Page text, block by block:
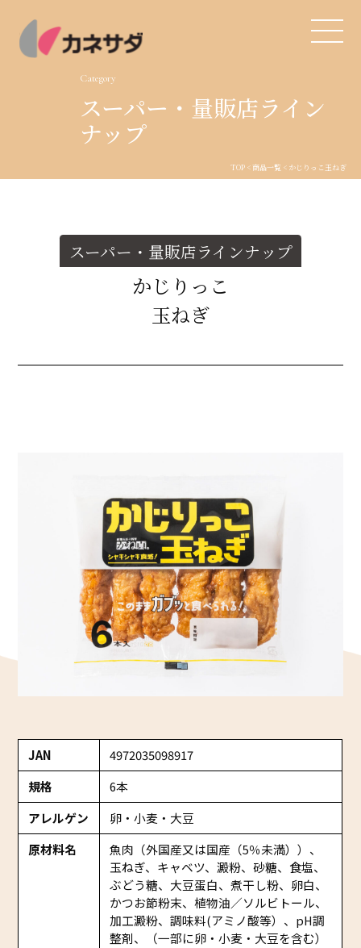
TOP
商品・開発
品質管理
直営店
かね貞の歴史
Category
スーパー・量販店ライン
ナップ
TOP<商品一覧 < かじりっこ 玉ねぎ
スーパー・量販店ラインナップ
かじりっこ
玉ねぎ
JAN
4972035098917
規格
6本
アレルゲン
卵・小麦・大豆
原材料名
魚肉（外国産又は国産（5％未満））、
玉ねぎ、キャベツ、澱粉、砂糖、食塩、
ぶどう糖、大豆蛋白、煮干し粉、卵白、
かつお節粉末、植物油／ソルビトール、
加工澱粉、調味料(アミノ酸等）、pH調
整剤、（一部に卵・小麦・大豆を含む）